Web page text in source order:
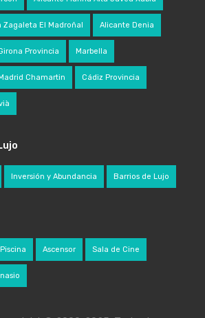
Zagaleta El Madroñal Alicante Denia
Provincia Marbella
Chamartin Cádiz Provincia
Inversión y Abundancia Barrios de Lujo
Piscina Ascensor Sala de Cine